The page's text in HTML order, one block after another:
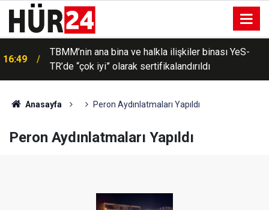
16:49
TBMM’nin ana bina ve halkla ilişkiler binası YeS-
TR’de “çok iyi” olarak sertifikalandırıldı
Anasayfa Peron Aydınlatmaları Yapıldı
Peron Aydınlatmaları Yapıldı